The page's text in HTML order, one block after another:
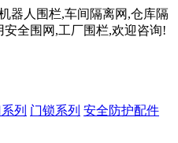
器人围栏,车间隔离网,仓库隔
全围网,工厂围栏,欢迎咨询!
列 门锁系列 安全防护配件